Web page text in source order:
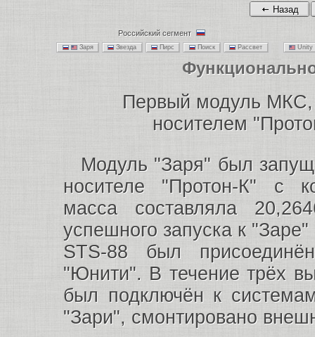
Назад
Российский сегмент
Заря Звезда Пирс Поиск Рассвет
Первый модуль МКС,
носителем
Модуль "Заря" был
носителе "Протон-К" с
масса составляла
успешного запуска к
STS-88 был
"Юнити". В течение трёх
был подключён к
"Зари", смонтировано